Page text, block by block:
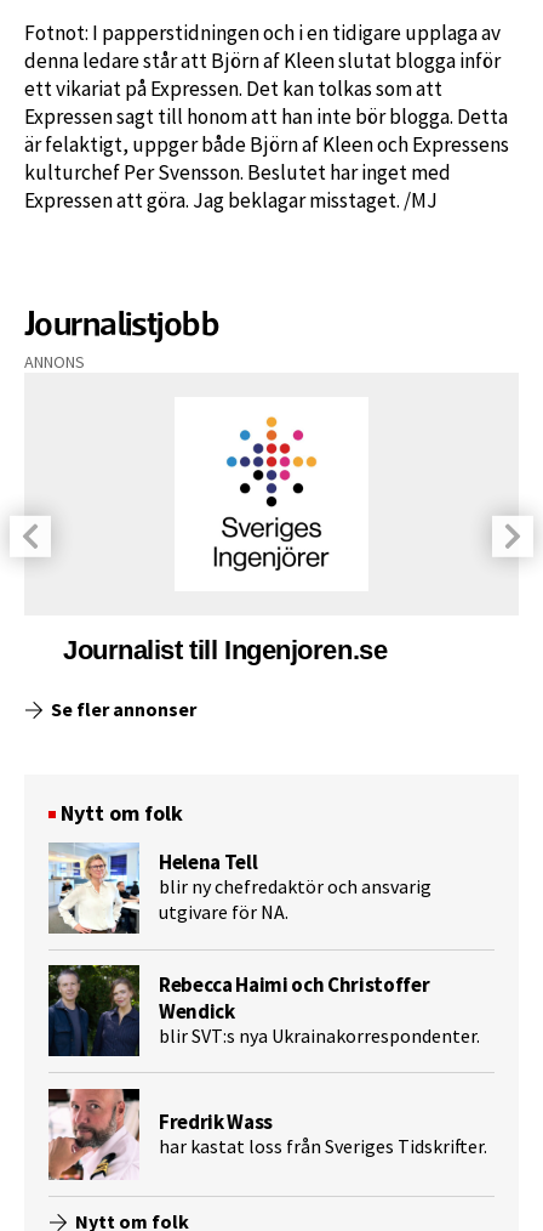
Fotnot: I papperstidningen och i en tidigare upplaga av
denna ledare står att Björn af Kleen slutat blogga inför
ett vikariat på Expressen. Det kan tolkas som att
Expressen sagt till honom att han inte bör blogga. Detta
är felaktigt, uppger både Björn af Kleen och Expressens
kulturchef Per Svensson. Beslutet har inget med
Expressen att göra. Jag beklagar misstaget. /MJ
Journalistjobb
ANNONS
Journalist till Ingenjoren.se
Se fler annonser
Nytt om folk
Helena Tell
blir ny chefredaktör och ansvarig
utgivare för NA.
Rebecca Haimi och Christoffer
Wendick
blir SVT:s nya Ukrainakorrespondenter.
Fredrik Wass
har kastat loss från Sveriges Tidskrifter.
Nytt om folk